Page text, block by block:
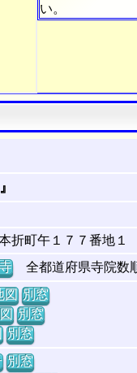
い。
折町午１７７番地１
全都道府県寺院数
図 別窓
別窓
別窓
別窓